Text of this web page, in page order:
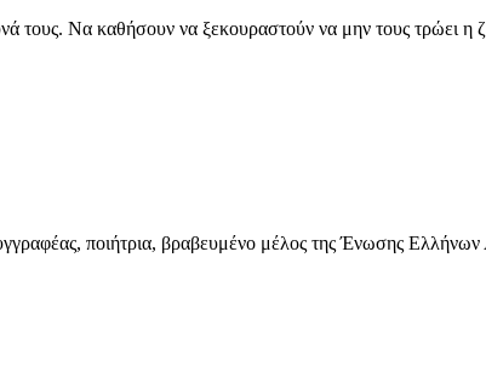
τους. Να καθήσουν να ξεκουραστούν να μην τους τρώει η
ποιήτρια, βραβευμένο μέλος της Ένωσης